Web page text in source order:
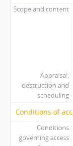
Scope and content
Appraisal,
destruction and
scheduling
Conditions of
Conditions
governing access